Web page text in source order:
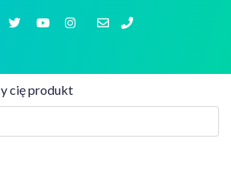
cię produkt